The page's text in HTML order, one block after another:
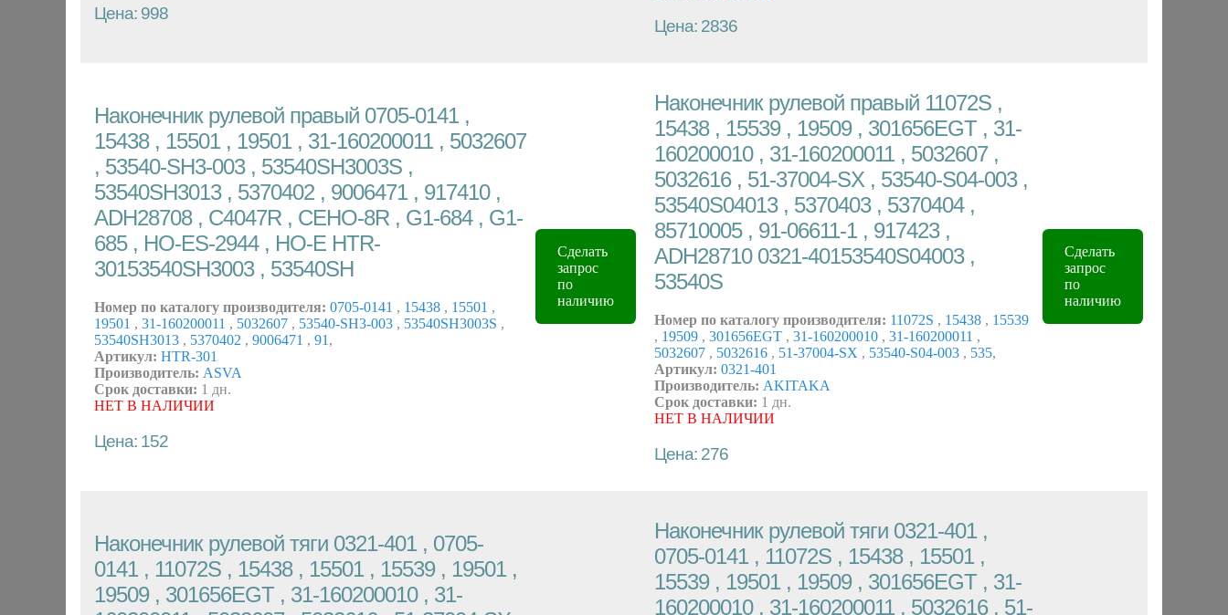
Цена: 998
Цена: 2836
Наконечник рулевой правый 0705-0141 ,
15438 , 15501 , 19501 , 31-160200011 , 5032607
, 53540-SH3-003 , 53540SH3003S ,
53540SH3013 , 5370402 , 9006471 , 917410 ,
ADH28708 , C4047R , CEHO-8R , G1-684 , G1-
685 , HO-ES-2944 , HO-E HTR-
30153540SH3003 , 53540SH
Номер по каталогу производителя: 0705-0141 , 15438 , 15501 ,
19501 , 31-160200011 , 5032607 , 53540-SH3-003 , 53540SH3003S ,
53540SH3013 , 5370402 , 9006471 , 91,
Артикул: HTR-301
Производитель: ASVA
Срок доставки: 1 дн.
НЕТ В НАЛИЧИИ
Цена: 152
Сделать
запрос
по
наличию
Наконечник рулевой правый 11072S ,
15438 , 15539 , 19509 , 301656EGT , 31-
160200010 , 31-160200011 , 5032607 ,
5032616 , 51-37004-SX , 53540-S04-003 ,
53540S04013 , 5370403 , 5370404 ,
85710005 , 91-06611-1 , 917423 ,
ADH28710 0321-40153540S04003 ,
53540S
Номер по каталогу производителя: 11072S , 15438 , 15539
, 19509 , 301656EGT , 31-160200010 , 31-160200011 ,
5032607 , 5032616 , 51-37004-SX , 53540-S04-003 , 535,
Артикул: 0321-401
Производитель: AKITAKA
Срок доставки: 1 дн.
НЕТ В НАЛИЧИИ
Цена: 276
Сделать
запрос
по
наличию
Наконечник рулевой тяги 0321-401 , 0705-
0141 , 11072S , 15438 , 15501 , 15539 , 19501 ,
19509 , 301656EGT , 31-160200010 , 31-
Наконечник рулевой тяги 0321-401 ,
0705-0141 , 11072S , 15438 , 15501 ,
15539 , 19501 , 19509 , 301656EGT , 31-
160200010 , 31-160200011 , 5032616 , 51-